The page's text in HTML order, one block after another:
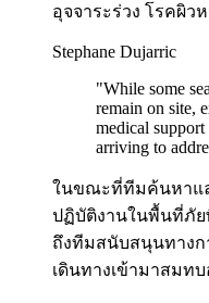
อุจจาระร่วง โรคผิว
Stephane Dujarric
"While some
remain on site,
medical
arriving to
ในขณะที่ทีมค้นหาแ
ปฏิบัติงานในพื้นที่ภัย
ถึงทีมสนับสนุนทาง
เดินทางเข้ามาสมทบ